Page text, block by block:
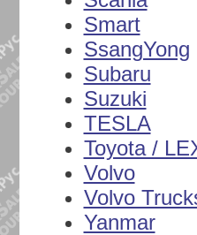
Smart
SsangYong
Subaru
Suzuki
TESLA
Toyota /
Volvo
Volvo
Yanmar